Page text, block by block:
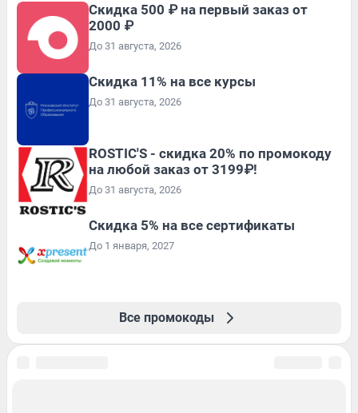
Скидка 500 ₽ на первый заказ от
2000 ₽
До 31 августа, 2026
Скидка 11% на все курсы
До 31 августа, 2026
ROSTIC'S - скидка 20% по промокоду
на любой заказ от 3199₽!
До 31 августа, 2026
Скидка 5% на все сертификаты
До 1 января, 2027
Все промокоды